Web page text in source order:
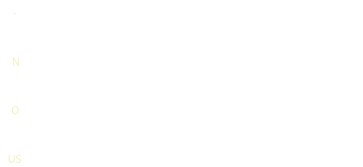
-
N
O
US